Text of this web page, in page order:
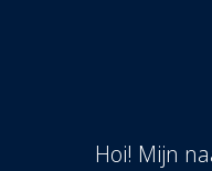
Hoi! Mijn